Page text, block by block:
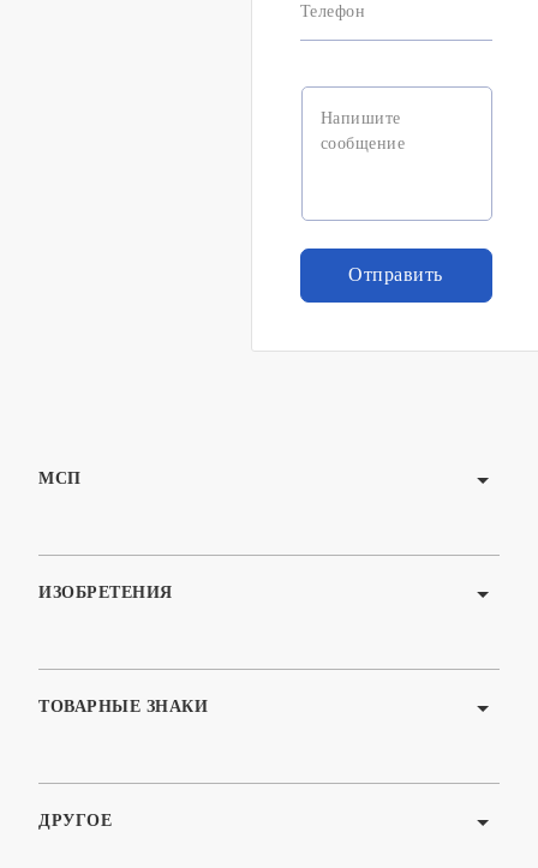
Телефон
Отправить
МСП
Наша команда
ИЗОБРЕТЕНИЯ
ТОВАРНЫЕ ЗНАКИ
Онлайн расчет стоимости
ДРУГОЕ